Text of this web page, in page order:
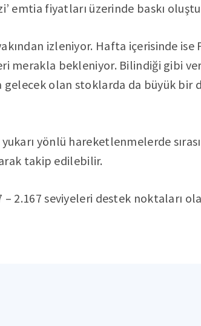
emtia fiyatları üzerinde baskı
izleniyor. Hafta içerisinde ise
merakla bekleniyor. Bilindiği gibi
olan stoklarda da büyük bir
yönlü hareketlenmelerde
takip edilebilir.
– 2.167 seviyeleri destek noktaları